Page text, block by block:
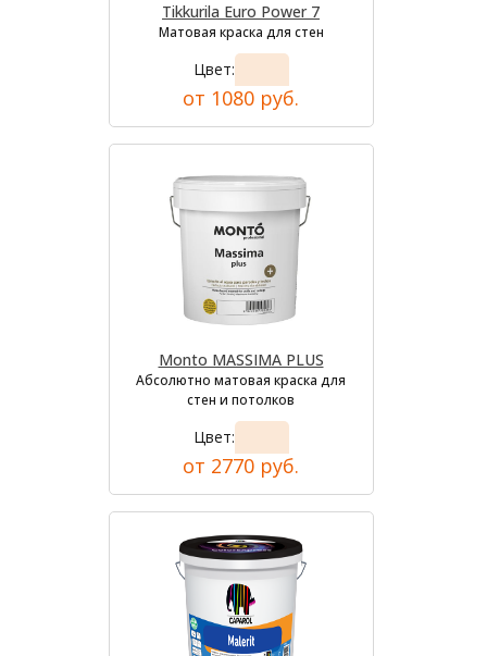
Tikkurila Euro Power 7
Матовая краска для стен
Цвет:
от 1080 руб.
Monto MASSIMA PLUS
Абсолютно матовая краска для
стен и потолков
Цвет:
от 2770 руб.